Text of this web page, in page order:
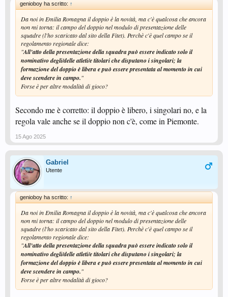
genioboy ha scritto: ↑
Da noi in Emilia Romagna il doppio è la novità, ma c'è qualcosa che ancora
non mi torna: il campo del doppio nel modulo di presentazione delle
squadre (l'ho scaricato dal sito della Fitet). Perchè c'è quel campo se il
regolamento regionale dice:
"All’atto della presentazione della squadra può essere indicato solo il
nominativo degli/delle atleti/e titolari che disputano i singolari; la
formazione del doppio è libera e può essere presentata al momento in cui
deve scendere in campo."
Forse è per altre modalità di gioco?
Secondo me è corretto: il doppio è libero, i singolari no, e la
regola vale anche se il doppio non c'è, come in Piemonte.
15 Ago 2025
Gabriel
Utente
genioboy ha scritto: ↑
Da noi in Emilia Romagna il doppio è la novità, ma c'è qualcosa che ancora
non mi torna: il campo del doppio nel modulo di presentazione delle
squadre (l'ho scaricato dal sito della Fitet). Perchè c'è quel campo se il
regolamento regionale dice:
"All’atto della presentazione della squadra può essere indicato solo il
nominativo degli/delle atleti/e titolari che disputano i singolari; la
formazione del doppio è libera e può essere presentata al momento in cui
deve scendere in campo."
Forse è per altre modalità di gioco?